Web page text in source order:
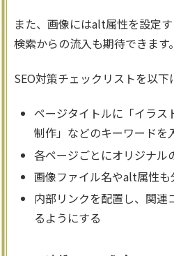
また、画像にはalt属性を設定
検索からの流入も期待できます。
SEO対策チェックリストを以下
ページタイトルに「イラス
制作」などのキーワードを
各ページごとにオリジナル
画像ファイル名やalt属性
内部リンクを配置し、関連
るようにする